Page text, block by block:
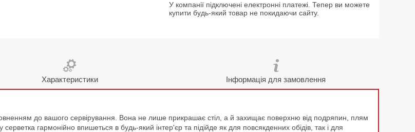
У компанії підключені електронні платежі. Тепер ви можете
купити будь-який товар не покидаючи сайту.
Характеристики Інформація для замовлення
до вашого сервірування. Вона не лише прикрашає стіл, а й захищає поверхню від подряпин, плям
гармонійно впишеться в будь-який інтер'єр та підійде як для повсякденних обідів, так і для